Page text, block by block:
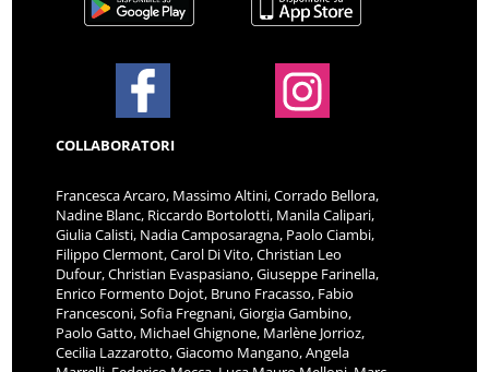
COLLABORATORI
Francesca Arcaro, Massimo Altini, Corrado Bellora,
Nadine Blanc, Riccardo Bortolotti, Manila Calipari,
Giulia Calisti, Nadia Camposaragna, Paolo Ciambi,
Filippo Clermont, Carol Di Vito, Christian Leo
Dufour, Christian Evaspasiano, Giuseppe Farinella,
Enrico Formento Dojot, Bruno Fracasso, Fabio
Francesconi, Sofia Fregnani, Giorgia Gambino,
Paolo Gatto, Michael Ghignone, Marlène Jorrioz,
Cecilia Lazzarotto, Giacomo Mangano, Angela